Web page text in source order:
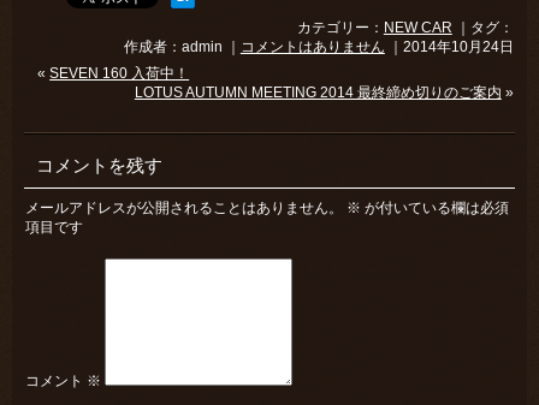
カテゴリー： NEW CAR ｜タグ：
作成者：admin ｜ コメントはありません ｜2014年10月24日
«SEVEN 160 入荷中！
LOTUS AUTUMN MEETING 2014 最終締め切りのご案内 »
コメントを残す
メールアドレスが公開されることはありません。 ※ が付いている欄は必須
項目です
コメント ※